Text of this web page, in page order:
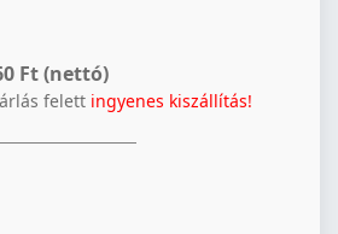
Ft (nettó)
felett ingyenes kiszállítás!